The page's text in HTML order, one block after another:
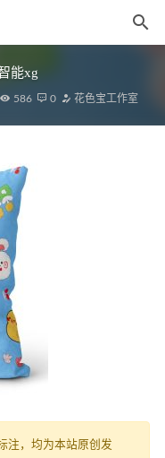
能xg
586 0 花色宝工作室
注，均为本站原创发
04-10
04-08
17
15